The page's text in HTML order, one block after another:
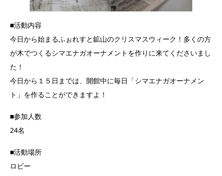
■活動内容
今日から始まるふぉれすと鉱山のクリスマスウィーク！多くの方
が木でつくるシマエナガオーナメントを作りに来てくださいまし
た！
今日から１５日までは、開館中に毎日「シマエナガオーナメン
ト」を作ることができますよ！
■参加人数
24名
■活動場所
ロビー